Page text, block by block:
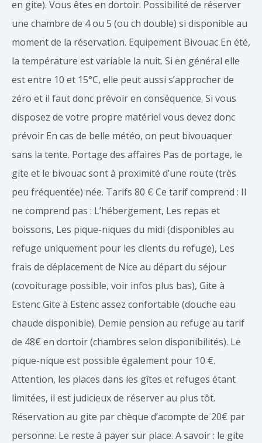
en gite). Vous êtes en dortoir. Possibilité de réserver
une chambre de 4 ou 5 (ou ch double) si disponible au
moment de la réservation. Equipement Bivouac En été,
la température est variable la nuit. Si en général elle
est entre 10 et 15°C, elle peut aussi s’approcher de
zéro et il faut donc prévoir en conséquence. Si vous
disposez de votre propre matériel vous devez donc
prévoir En cas de belle météo, on peut bivouaquer
sans la tente. Portage des affaires Pas de portage, le
gite et le bivouac sont à proximité d’une route (très
peu fréquentée) née. Tarifs 80 € Ce tarif comprend : Il
ne comprend pas : L’hébergement, Les repas et
boissons, Les pique-niques du midi (disponibles au
refuge uniquement pour les clients du refuge), Les
frais de déplacement de Nice au départ du séjour
(covoiturage possible, voir infos plus bas), Gite à
Estenc Gite à Estenc assez confortable (douche eau
chaude disponible). Demie pension au refuge au tarif
de 48€ en dortoir (chambres selon disponibilités). Le
pique-nique est possible également pour 10 €.
Attention, les places dans les gîtes et refuges étant
limitées, il est judicieux de réserver au plus tôt.
Réservation au gite par chèque d’acompte de 20€ par
personne. Le reste à payer sur place. A savoir : le gite